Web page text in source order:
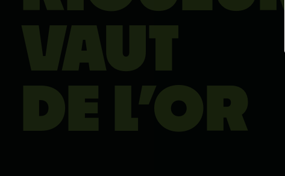
VAUT
DE L’OR